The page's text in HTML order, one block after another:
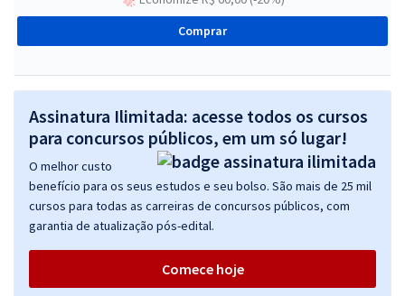
Comprar
Assinatura Ilimitada: acesse todos os cursos
para concursos públicos, em um só lugar!
O melhor custo
benefício para os seus estudos e seu bolso. São mais de 25 mil
cursos para todas as carreiras de concursos públicos, com
garantia de atualização pós-edital.
Comece hoje